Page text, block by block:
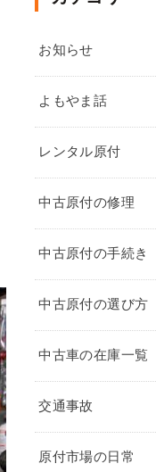
お知らせ
よもやま話
レンタル原付
中古原付の修理
中古原付の手続き
中古原付の選び方
中古車の在庫一覧
交通事故
原付市場の日常